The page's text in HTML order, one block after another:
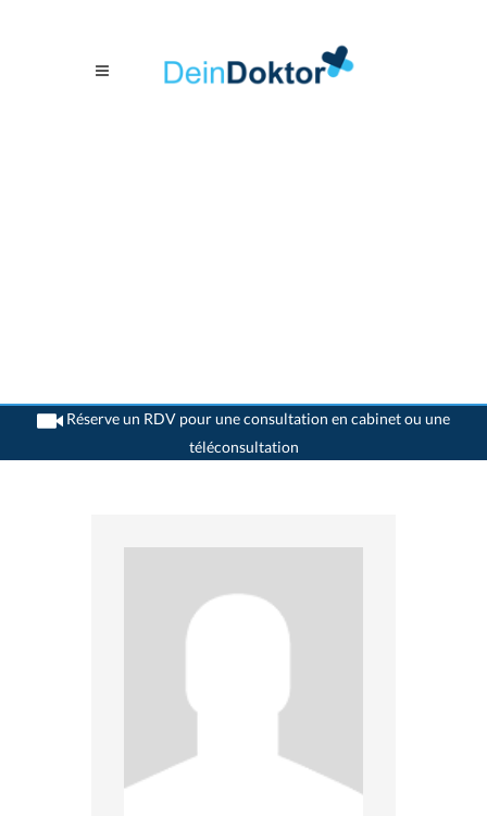
Réserve un RDV pour une consultation en cabinet ou une
téléconsultation
>Allergologues>Yverdon-les-Bains>Dr. Cyrille Francillon>Rendez-vous avec Dr.